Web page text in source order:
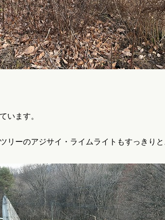
います。
リーのアジサイ・ライムライトもすっきり